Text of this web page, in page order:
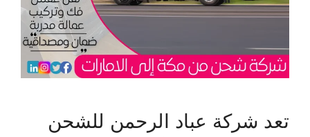
تعد شركة عباد الرحمن للشحن